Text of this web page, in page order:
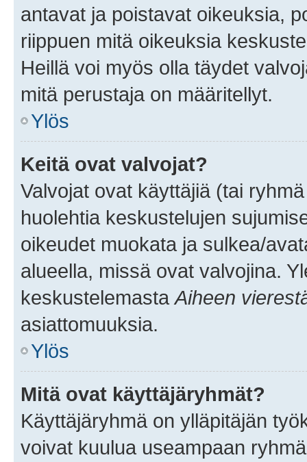
antavat ja poistavat oikeuksia,
riippuen mitä oikeuksia
Heillä voi myös olla täydet
mitä perustaja on määritellyt.
Ylös
Keitä ovat valvojat?
Valvojat ovat käyttäjiä (tai
huolehtia keskustelujen
oikeudet muokata ja sulkea/
alueella, missä ovat valvojina.
keskustelemasta Aiheen
asiattomuuksia.
Ylös
Mitä ovat käyttäjäryhmät?
Käyttäjäryhmä on ylläpitäjän
voivat kuulua useampaan